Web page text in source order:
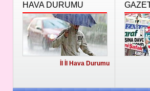
HAVA DURUMU
İl İl Hava Durumu